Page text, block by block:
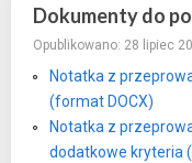
Dokumenty do
Opublikowano: 28 lipiec
Notatka z
(format DOCX)
Notatka z
dodatkowe kryteria